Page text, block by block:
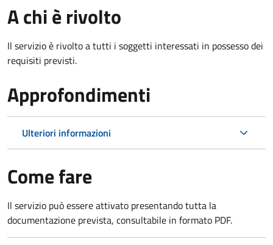
A chi è rivolto
Il servizio è rivolto a tutti i soggetti interessati in possesso dei
requisiti previsti.
Approfondimenti
Ulteriori informazioni
Come fare
Il servizio può essere attivato presentando tutta la
documentazione prevista, consultabile in formato PDF.